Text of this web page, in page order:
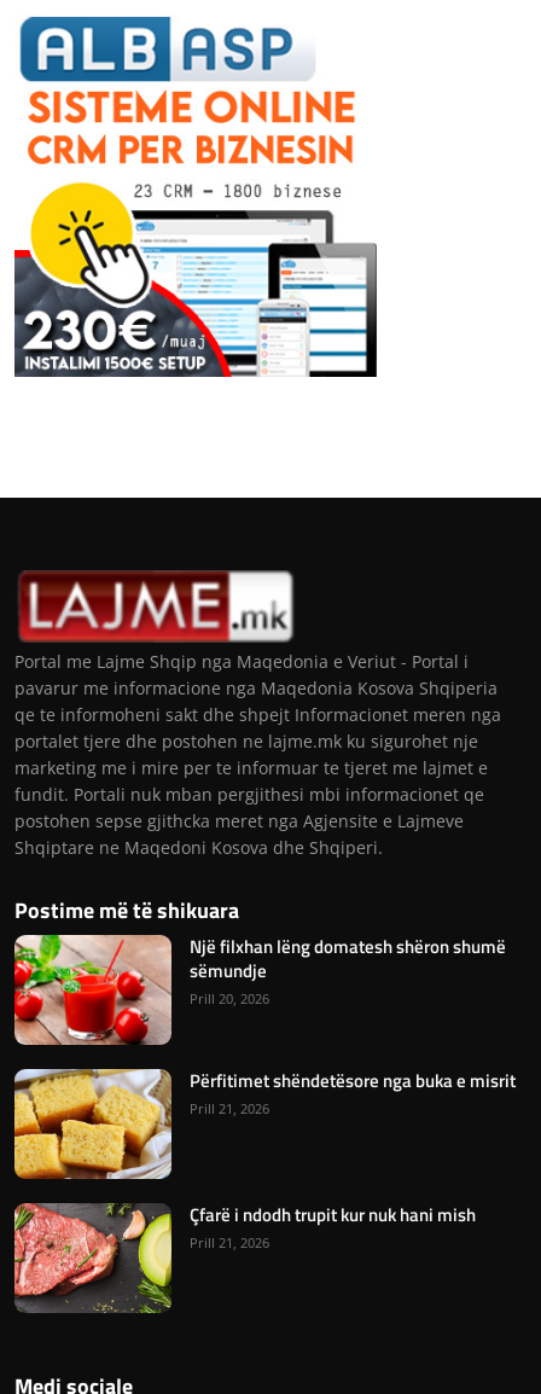
Portal me Lajme Shqip nga Maqedonia e Veriut - Portal i
pavarur me informacione nga Maqedonia Kosova Shqiperia
qe te informoheni sakt dhe shpejt Informacionet meren nga
portalet tjere dhe postohen ne lajme.mk ku sigurohet nje
marketing me i mire per te informuar te tjeret me lajmet e
fundit. Portali nuk mban pergjithesi mbi informacionet qe
postohen sepse gjithcka meret nga Agjensite e Lajmeve
Shqiptare ne Maqedoni Kosova dhe Shqiperi.
Postime më të shikuara
Një filxhan lëng domatesh shëron shumë
sëmundje
Prill 20, 2026
Përfitimet shëndetësore nga buka e misrit
Prill 21, 2026
Çfarë i ndodh trupit kur nuk hani mish
Prill 21, 2026
Medi sociale